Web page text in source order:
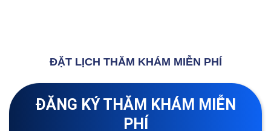
ĐẶT LỊCH THĂM KHÁM MIỄN PHÍ
ĐĂNG KÝ THĂM KHÁM MIỄN
PHÍ